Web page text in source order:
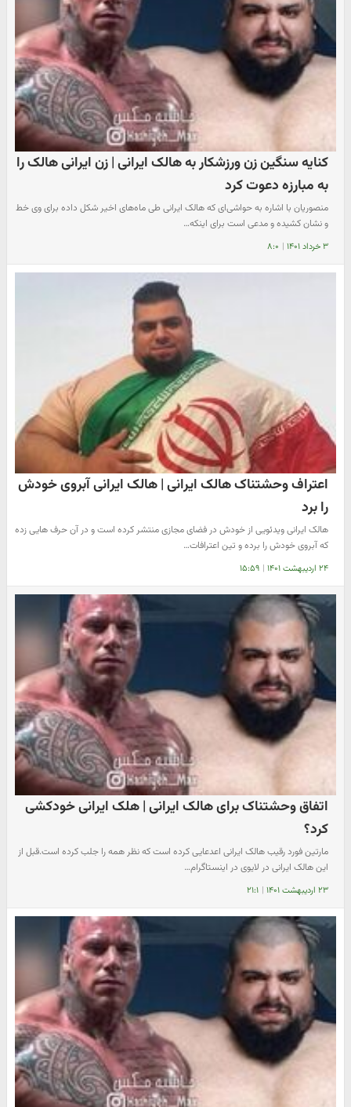
کنایه سنگین زن ورزشکار به هالک ایرانی | زن ایرانی هالک را
به مبارزه دعوت کرد
منصوریان با اشاره به حواشی‌ای که هالک ایرانی طی ماه‌های اخیر شکل داده برای وی خط
و نشان کشیده و مدعی است برای اینکه…
۳ خرداد ۱۴۰۱ | ۸:۰
اعتراف وحشتناک هالک ایرانی | هالک ایرانی آبروی خودش
را برد
هالک ایرانی ویدئویی از خودش در فضای مجازی منتشر کرده است و در آن حرف هایی زده
که آبروی خودش را برده و تین اعترافات…
۲۴ اردیبهشت ۱۴۰۱ | ۱۵:۵۹
اتفاق وحشتناک برای هالک ایرانی | هلک ایرانی خودکشی
کرد؟
مارتین فورد رقیب هالک ایرانی اعدعایی کرده است که نظر همه را جلب کرده است.قبل از
این هالک ایرانی در لایوی در اینستاگرام…
۲۳ اردیبهشت ۱۴۰۱ | ۲۱:۱